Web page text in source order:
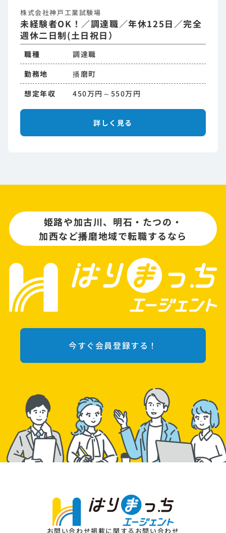
株式会社神戸工業試験場
未経験者OK！／調達職／年休125日／完全
週休二日制(土日祝日）
職種
調達職
勤務地
播磨町
想定年収
450万円～550万円
詳しく見る
姫路や加古川、明石・たつの・
加西など播磨地域で転職するなら
今すぐ会員登録する！
お問い合わせ掲載に関するお問い合わせ